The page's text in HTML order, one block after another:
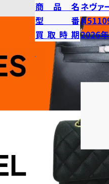
商品名 ネヴァ
型番
買取時期2026